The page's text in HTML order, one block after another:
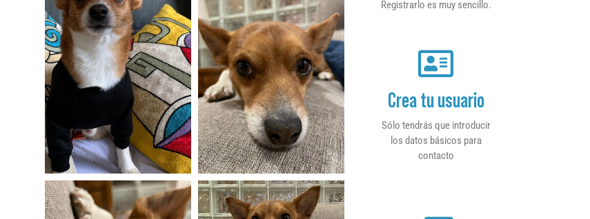
Registrarlo es muy sencillo.
Crea tu usuario
Sólo tendrás que introducir
los datos básicos para
contacto